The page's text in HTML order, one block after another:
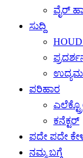
ವೈರ್
ಸುದ್ದಿ
HOUD
ಉದ್ಯಮ
ಪರಿಹಾರ
ಕನೆಕ್ಟರ್
ಪದೇ ಪದೇ
ನಮ್ಮ ಬಗ್ಗೆ